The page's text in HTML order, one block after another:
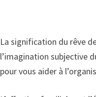
La signification du rêve
l’imagination subjective
pour vous aider à